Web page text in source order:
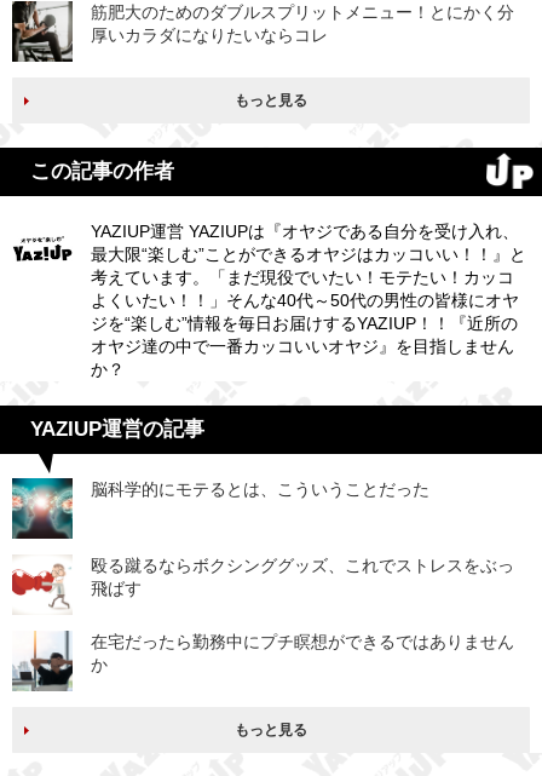
筋肥大のためのダブルスプリットメニュー！とにかく分
厚いカラダになりたいならコレ
もっと見る
この記事の作者
YAZIUP運営 YAZIUPは『オヤジである自分を受け入れ、
最大限“楽しむ”ことができるオヤジはカッコいい！！』と
考えています。「まだ現役でいたい！モテたい！カッコ
よくいたい！！」そんな40代～50代の男性の皆様にオヤ
ジを“楽しむ”情報を毎日お届けするYAZIUP！！『近所の
オヤジ達の中で一番カッコいいオヤジ』を目指しません
か？
YAZIUP運営の記事
脳科学的にモテるとは、こういうことだった
殴る蹴るならボクシンググッズ、これでストレスをぶっ
飛ばす
在宅だったら勤務中にプチ瞑想ができるではありません
か
もっと見る